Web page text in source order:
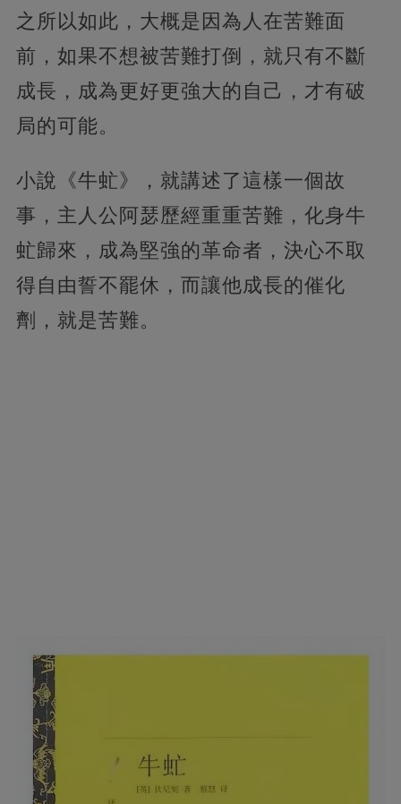
之所以如此，大概是因為人在苦難面
前，如果不想被苦難打倒，就只有不斷
成長，成為更好更強大的自己，才有破
局的可能。
小說《牛虻》，就講述了這樣一個故
事，主人公阿瑟歷經重重苦難，化身牛
虻歸來，成為堅強的革命者，決心不取
得自由誓不罷休，而讓他成長的催化
劑，就是苦難。